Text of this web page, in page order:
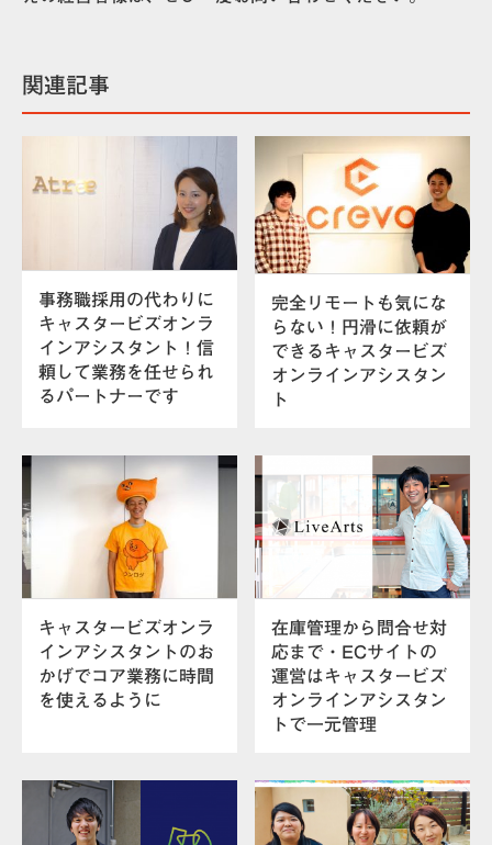
関連記事
事務職採用の代わりに
キャスタービズオンラ
インアシスタント！信
頼して業務を任せられ
るパートナーです
完全リモートも気にな
らない！円滑に依頼が
できるキャスタービズ
オンラインアシスタン
ト
キャスタービズオンラ
インアシスタントのお
かげでコア業務に時間
を使えるように
在庫管理から問合せ対
応まで・ECサイトの
運営はキャスタービズ
オンラインアシスタン
トで一元管理